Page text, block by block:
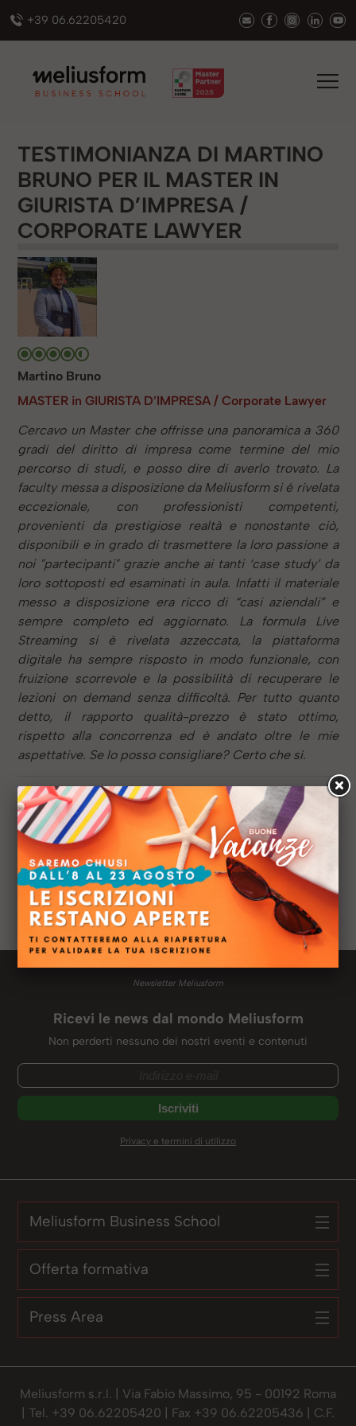
+39 06.62205420
TESTIMONIANZA DI MARTINO
BRUNO PER IL MASTER IN
GIURISTA D’IMPRESA /
CORPORATE LAWYER
Martino Bruno
MASTER in GIURISTA D’IMPRESA / Corporate Lawyer
Cercavo un Master che offrisse una panoramica a 360
gradi del diritto di impresa come termine del mio
percorso di studi, e posso dire di averlo trovato. La
faculty messa a disposizione da Meliusform si é rivelata
eccezionale, con professionisti competenti,
provenienti da prestigiose realtà e nonostante ciò,
disponibili e in grado di trasmettere la loro passione a
noi "partecipanti" grazie anche ai tanti ‘case study’ da
loro sottoposti ed esaminati in aula. Infatti il materiale
messo a disposizione era ricco di “casi aziendali” e
sempre completo ed aggiornato. La formula Live
Streaming si è rivelata azzeccata, la piattaforma
digitale ha sempre risposto in modo funzionale, con
fruizione scorrevole e la possibilità di recuperare le
lezioni on demand senza difficoltà. Per tutto quanto
detto, il rapporto qualità-prezzo è stato ottimo,
rispetto alla concorrenza ed è andato oltre le mie
aspettative. Se lo posso consigliare? Certo che sì.
Anno:2022
Sede:Live Streaming
Titolo di studio: Laurea triennale in diritto per le
imprese e le istituzioni
Azienda://
Ruolo://
Profilo LinkedIN:
Newsletter Meliusform
Ricevi le news dal mondo Meliusform
Non perderti nessuno dei nostri eventi e contenuti
Privacy e termini di utilizzo
Meliusform Business School
Offerta formativa
Press Area
Meliusform s.r.l. | Via Fabio Massimo, 95 - 00192 Roma
| Tel. +39 06.62205420 | Fax +39 06.62205436 | C.F.